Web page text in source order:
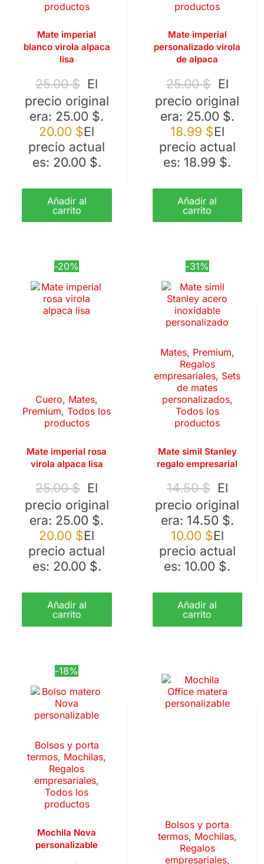
productos
Mate imperial
blanco virola alpaca
lisa
25.00$ El
precio original
era: 25.00 $.
20.00 $El
precio actual
es: 20.00 $.
Añadir al
carrito
productos
Mate imperial
personalizado virola
de alpaca
25.00$ El
precio original
era: 25.00 $.
18.99 $El
precio actual
es: 18.99 $.
Añadir al
carrito
-20%
Cuero, Mates,
Premium,Todos los
productos
Mate imperial rosa
virola alpaca lisa
25.00$ El
precio original
era: 25.00 $.
20.00 $El
precio actual
es: 20.00 $.
Añadir al
carrito
-31%
Mates, Premium,
Regalos
empresariales, Sets
de mates
personalizados,
Todos los
productos
Mate simil Stanley
regalo empresarial
14.50$ El
precio original
era: 14.50 $.
10.00 $El
precio actual
es: 10.00 $.
Añadir al
carrito
-18%
Bolsos y porta
termos, Mochilas,
Regalos
empresariales,
Todos los
productos
Mochila Nova
personalizable
Bolsos y porta
termos, Mochilas,
Regalos
empresariales,